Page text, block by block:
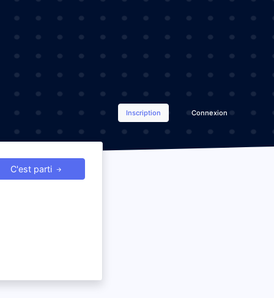
Inscription Connexion
C'est parti